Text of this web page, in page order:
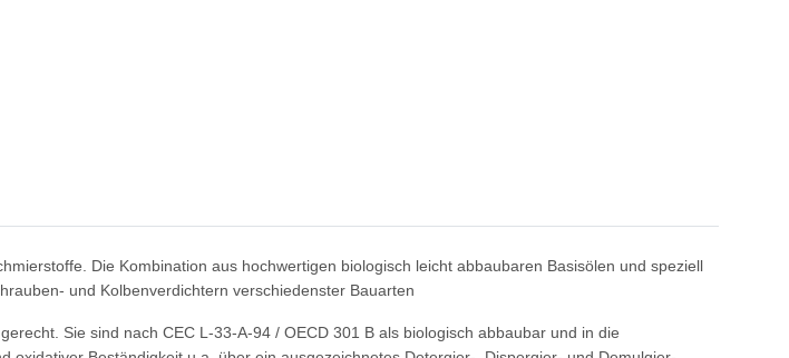
Die Kombination aus hochwertigen biologisch leicht abbaubaren Basisölen und speziell
und Kolbenverdichtern verschiedenster Bauarten
Sie sind nach CEC L-33-A-94 / OECD 301 B als biologisch abbaubar und in die